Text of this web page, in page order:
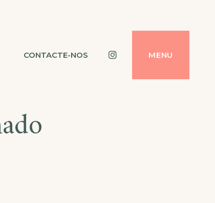
CONTACTE-NOS Instagram
MENU